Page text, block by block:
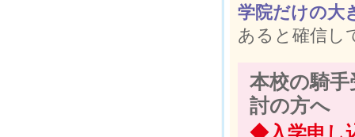
学院だけの大
あると確信し
本校の騎
討の方へ